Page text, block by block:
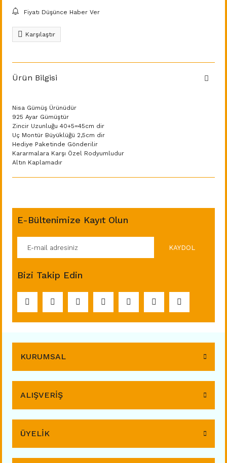
Fiyatı Düşünce Haber Ver
Karşılaştır
Ürün Bilgisi
Nisa Gümüş Ürünüdür
925 Ayar Gümüştür
Zincir Uzunluğu 40+5=45cm dir
Uç Montür Büyüklüğü 2,5cm dir
Hediye Paketinde Gönderilir
Kararmalara Karşı Özel Rodyumludur
Altın Kaplamadır
E-Bültenimize Kayıt Olun
KAYDOL
Bizi Takip Edin
KURUMSAL
ALIŞVERİŞ
ÜYELİK